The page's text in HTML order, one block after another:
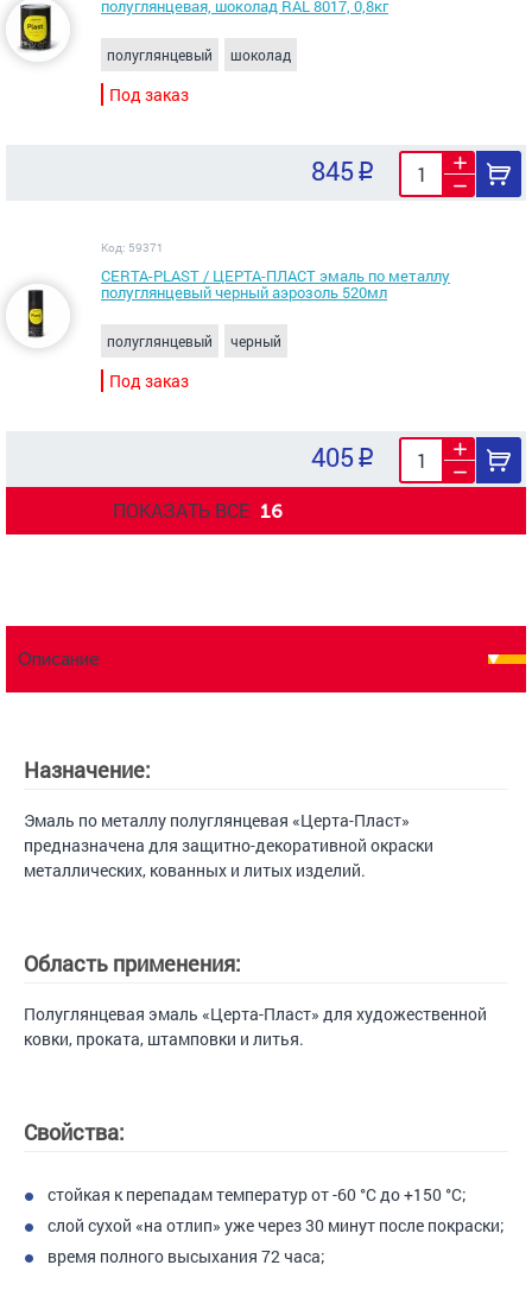
полуглянцевая, шоколад RAL 8017, 0,8кг
полуглянцевый шоколад
Под заказ
845
Код: 59371
CERTA-PLAST / ЦЕРТА-ПЛАСТ эмаль по металлу
полуглянцевый черный аэрозоль 520мл
полуглянцевый черный
Под заказ
405
ПОКАЗАТЬ ВСЕ 16
Описание
Назначение:
Эмаль по металлу полуглянцевая «Церта-Пласт»
предназначена для защитно-декоративной окраски
металлических, кованных и литых изделий.
Область применения:
Полуглянцевая эмаль «Церта-Пласт» для художественной
ковки, проката, штамповки и литья.
Свойства:
стойкая к перепадам температур от -60 °С до +150 °С;
слой сухой «на отлип» уже через 30 минут после покраски;
время полного высыхания 72 часа;